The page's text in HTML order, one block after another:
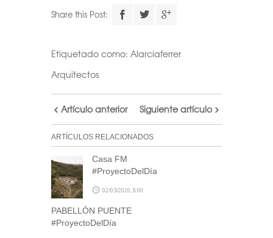
Descarga el
Realiza tu suscripción a
al archivo descargable del
calendario de Arquitectas
Ocultas.
Consulta tu correo para
confirmar la inscripción y
recibir noticias de nuestra
parte.
Share this Post:
Etiquetado como: Alarciaferrer
Arquitectos
Artículo anterior Siguiente artículo
ARTÍCULOS RELACIONADOS
Casa FM
#ProyectoDelDía
02/03/2020, 8:00
PABELLÓN PUENTE
#ProyectoDelDía